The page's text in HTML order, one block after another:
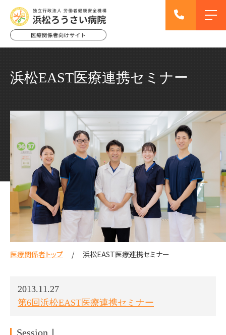
浜松EAST医療連携セミナー
医療関係者トップ 浜松EAST医療連携セミナー
2013.11.27
第6回浜松EAST医療連携セミナー
SessionⅠ